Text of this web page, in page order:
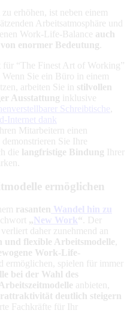
zu erhöhen, ist neben einem
Arbeitsatmosphäre und
Work-Life-Balance auch
enormer Bedeutung
“The Finest Art of Working”
. Wenn Sie ein Büro in einem
arbeiten Sie in stilvollen
Ausstattung inklusive
Schreibtische
Internet dank
Mitarbeitern einen
Sie Ihre
die langfristige Bindung Ihrer
ermöglichen
rasanten Wandel hin zu
„New Work“
. Der
daher zunehmend an
und flexible Arbeitsmodelle
Work-Life-
spielen für immer
bei der Wahl des
anbieten,
deutlich steigern
Fachkräfte für Ihr